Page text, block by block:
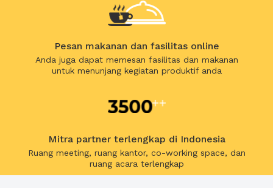
Pesan makanan dan fasilitas online
Anda juga dapat memesan fasilitas dan makanan
untuk menunjang kegiatan produktif anda
Mitra partner terlengkap di Indonesia
Ruang meeting, ruang kantor, co-working space, dan
ruang acara terlengkap